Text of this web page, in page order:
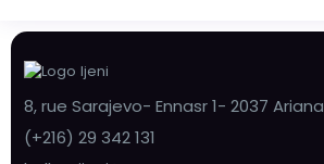
8, rue Sarajevo- Ennasr 1- 2037 Ariana
(+216) 29 342 131